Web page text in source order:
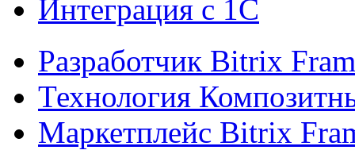
Интеграция с 1С
Разработчик Bitrix
Технология
Маркетплейс Bitrix